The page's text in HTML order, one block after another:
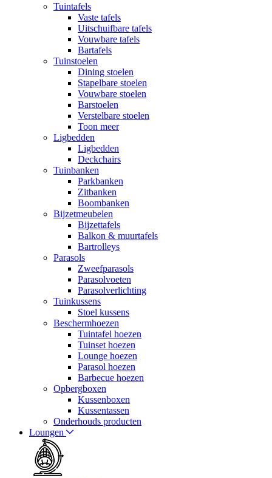
Tuintafels
Vaste tafels
Uitschuifbare tafels
Vouwbare tafels
Bartafels
Tuinstoelen
Dining stoelen
Stapelbare stoelen
Vouwbare stoelen
Barstoelen
Verstelbare stoelen
Toon meer
Ligbedden
Ligbedden
Deckchairs
Tuinbanken
Parkbanken
Zitbanken
Boombanken
Bijzetmeubelen
Bijzettafels
Balkon & muurtafels
Bartrolleys
Parasols
Zweefparasols
Parasolvoeten
Parasolverlichting
Tuinkussens
Stoel kussens
Beschermhoezen
Tuintafel hoezen
Tuinset hoezen
Lounge hoezen
Parasol hoezen
Barbecue hoezen
Opbergboxen
Kussenboxen
Kussentassen
Onderhouds producten
Loungen